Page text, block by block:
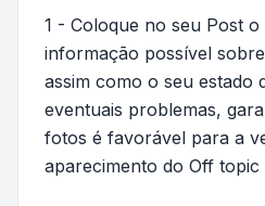
1 - Coloque no seu Post o
informação possível
assim como o seu estado
eventuais problemas,
fotos é favorável para a
aparecimento do Off topic